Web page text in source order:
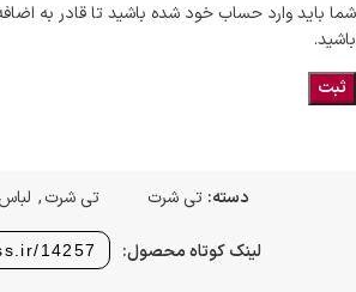
شما باید وارد حساب خود شده باشید تا قادر به
باشید.
دسته: تی شرت تی شرت,
لینک کوتاه محصول: 14257